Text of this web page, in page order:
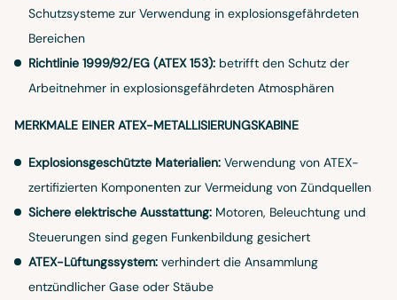
Schutzsysteme zur Verwendung in explosionsgefährdeten
Bereichen
Richtlinie 1999/92/EG (ATEX 153): betrifft den Schutz der
Arbeitnehmer in explosionsgefährdeten Atmosphären
MERKMALE EINER ATEX-METALLISIERUNGSKABINE
Explosionsgeschützte Materialien: Verwendung von ATEX-
zertifizierten Komponenten zur Vermeidung von Zündquellen
Sichere elektrische Ausstattung: Motoren, Beleuchtung und
Steuerungen sind gegen Funkenbildung gesichert
ATEX-Lüftungssystem: verhindert die Ansammlung
entzündlicher Gase oder Stäube